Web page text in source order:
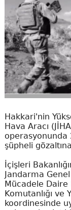
Hakkari'nin
Hava Aracı
operasyonunda
şüpheli gözaltına
İçişleri
Jandarma
Mücadele Daire
Komutanlığı ve
koordinesinde